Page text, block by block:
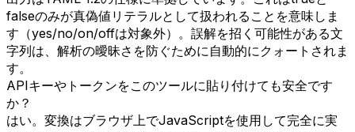
falseのみが真偽値リテラルとして扱われることを意味しま
す（yes/no/on/offは対象外）。誤解を招く可能性がある文
字列は、解析の曖昧さを防ぐために自動的にクォートされま
す。
APIキーやトークンをこのツールに貼り付けても安全です
か？
はい。変換はブラウザ上でJavaScriptを使用して完全に実